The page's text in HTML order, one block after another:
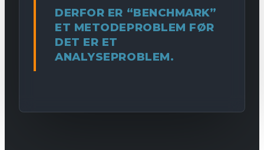
DERFOR ER “BENCHMARK”
ET METODEPROBLEM FØR
DET ER ET
ANALYSEPROBLEM.